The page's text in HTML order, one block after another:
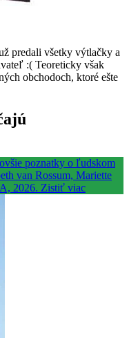
predali všetky výtlačky a
:( Teoreticky však
obchodoch, ktoré ešte